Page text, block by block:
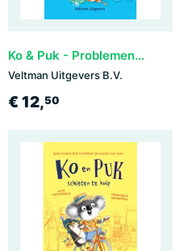
Ko & Puk - Problemen op zee
Veltman Uitgevers B.V.
€ 12,50